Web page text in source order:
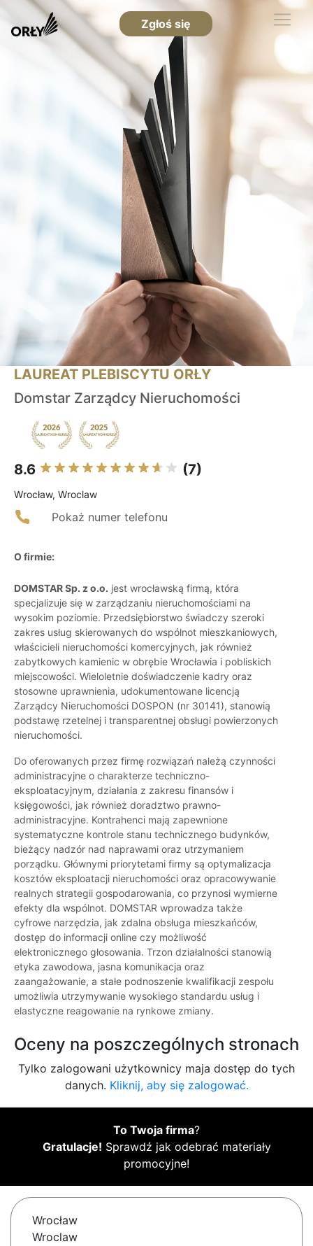
Zgłoś się
LAUREAT PLEBISCYTU ORŁY
Domstar Zarządcy Nieruchomości
8.6 (7)
Wrocław, Wroclaw
Pokaż numer telefonu
O firmie:
DOMSTAR Sp. z o.o. jest wrocławską firmą, która
specjalizuje się w zarządzaniu nieruchomościami na
wysokim poziomie. Przedsiębiorstwo świadczy szeroki
zakres usług skierowanych do wspólnot mieszkaniowych,
właścicieli nieruchomości komercyjnych, jak również
zabytkowych kamienic w obrębie Wrocławia i pobliskich
miejscowości. Wieloletnie doświadczenie kadry oraz
stosowne uprawnienia, udokumentowane licencją
Zarządcy Nieruchomości DOSPON (nr 30141), stanowią
podstawę rzetelnej i transparentnej obsługi powierzonych
nieruchomości.
Do oferowanych przez firmę rozwiązań należą czynności
administracyjne o charakterze techniczno-
eksploatacyjnym, działania z zakresu finansów i
księgowości, jak również doradztwo prawno-
administracyjne. Kontrahenci mają zapewnione
systematyczne kontrole stanu technicznego budynków,
bieżący nadzór nad naprawami oraz utrzymaniem
porządku. Głównymi priorytetami firmy są optymalizacja
kosztów eksploatacji nieruchomości oraz opracowywanie
realnych strategii gospodarowania, co przynosi wymierne
efekty dla wspólnot. DOMSTAR wprowadza także
cyfrowe narzędzia, jak zdalna obsługa mieszkańców,
dostęp do informacji online czy możliwość
elektronicznego głosowania. Trzon działalności stanowią
etyka zawodowa, jasna komunikacja oraz
zaangażowanie, a stałe podnoszenie kwalifikacji zespołu
umożliwia utrzymywanie wysokiego standardu usług i
elastyczne reagowanie na rynkowe zmiany.
Oceny na poszczególnych stronach
Tylko zalogowani użytkownicy maja dostęp do tych
danych. Kliknij, aby się zalogować.
To Twoja firma?
Gratulacje! Sprawdź jak odebrać materiały
promocyjne!
Wrocław
Wroclaw